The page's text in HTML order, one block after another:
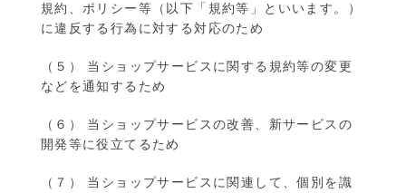
規約、ポリシー等（以下「規約等」といいます。）
に違反する行為に対する対応のため
（５） 当ショップサービスに関する規約等の変更
などを通知するため
（６） 当ショップサービスの改善、新サービスの
開発等に役立てるため
（７） 当ショップサービスに関連して、個別を識